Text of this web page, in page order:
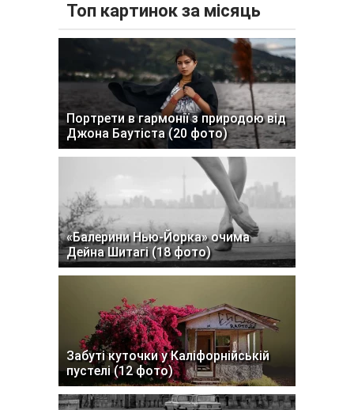
Топ картинок за місяць
Портрети в гармонії з природою від
Джона Баутіста (20 фото)
«Балерини Нью-Йорка» очима
Дейна Шитагі (18 фото)
Забуті куточки у Каліфорнійській
пустелі (12 фото)